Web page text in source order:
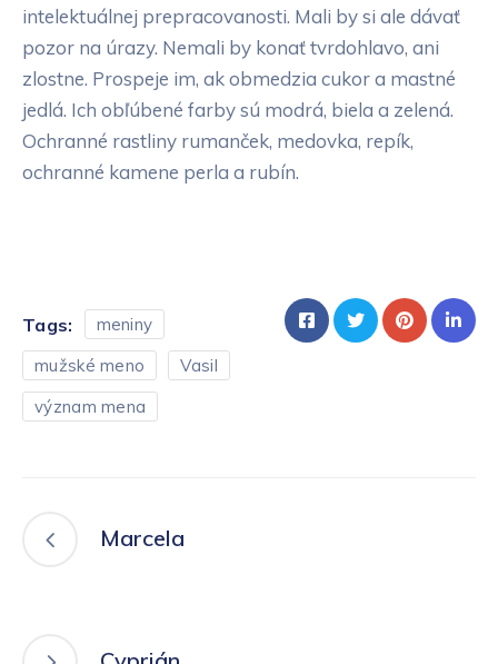
intelektuálnej prepracovanosti. Mali by si ale dávať
pozor na úrazy. Nemali by konať tvrdohlavo, ani
zlostne. Prospeje im, ak obmedzia cukor a mastné
jedlá. Ich obľúbené farby sú modrá, biela a zelená.
Ochranné rastliny rumanček, medovka, repík,
ochranné kamene perla a rubín.
Tags:
meniny
mužské meno
Vasil
význam mena
Marcela